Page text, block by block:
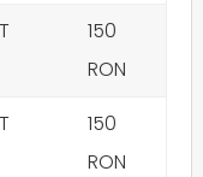
150
RON
150
RON